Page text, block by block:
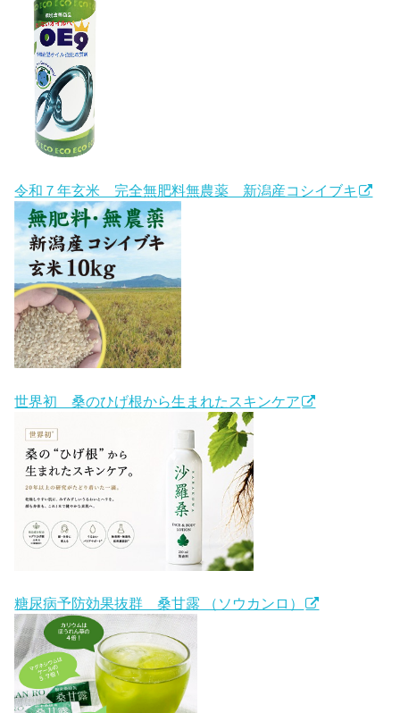
令和７年玄米 完全無肥料無農薬 新潟産コシイブキ
世界初 桑のひげ根から生まれたスキンケア
糖尿病予防効果抜群 桑甘露 （ソウカンロ）